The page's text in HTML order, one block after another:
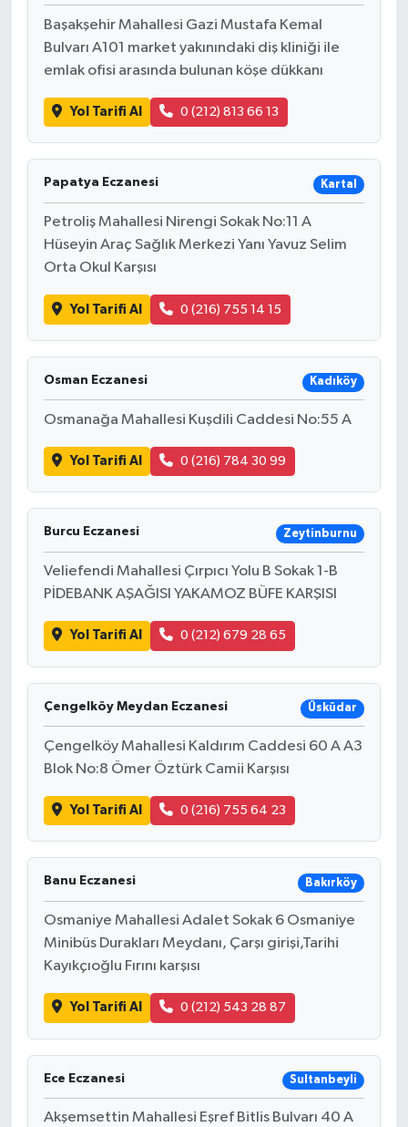
Başakşehir Mahallesi Gazi Mustafa Kemal
Bulvarı A101 market yakınındaki diş kliniği ile
emlak ofisi arasında bulunan köşe dükkanı
Yol Tarifi Al 0 (212) 813 66 13
Papatya Eczanesi Kartal
Petroliş Mahallesi Nirengi Sokak No:11 A
Hüseyin Araç Sağlık Merkezi Yanı Yavuz Selim
Orta Okul Karşısı
Yol Tarifi Al 0 (216) 755 14 15
Osman Eczanesi Kadıköy
Osmanağa Mahallesi Kuşdili Caddesi No:55 A
Yol Tarifi Al 0 (216) 784 30 99
Burcu Eczanesi Zeytinburnu
Veliefendi Mahallesi Çırpıcı Yolu B Sokak 1-B
PİDEBANK AŞAĞISI YAKAMOZ BÜFE KARŞISI
Yol Tarifi Al 0 (212) 679 28 65
Çengelköy Meydan Eczanesi Üsküdar
Çengelköy Mahallesi Kaldırım Caddesi 60 A A3
Blok No:8 Ömer Öztürk Camii Karşısı
Yol Tarifi Al 0 (216) 755 64 23
Banu Eczanesi Bakırköy
Osmaniye Mahallesi Adalet Sokak 6 Osmaniye
Minibüs Durakları Meydanı, Çarşı girişi,Tarihi
Kayıkçıoğlu Fırını karşısı
Yol Tarifi Al 0 (212) 543 28 87
Ece Eczanesi Sultanbeyli
Akşemsettin Mahallesi Eşref Bitlis Bulvarı 40 A
Spor
Tavşanlı
Teknoloji
Türkiye
Video Galeri